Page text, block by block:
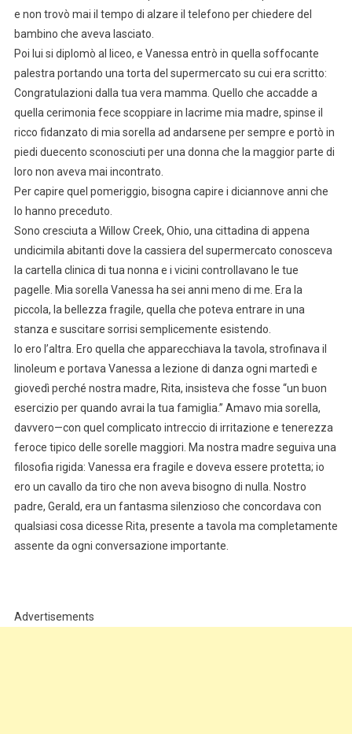
e non trovò mai il tempo di alzare il telefono per chiedere del
bambino che aveva lasciato.
Poi lui si diplomò al liceo, e Vanessa entrò in quella soffocante
palestra portando una torta del supermercato su cui era scritto:
Congratulazioni dalla tua vera mamma. Quello che accadde a
quella cerimonia fece scoppiare in lacrime mia madre, spinse il
ricco fidanzato di mia sorella ad andarsene per sempre e portò in
piedi duecento sconosciuti per una donna che la maggior parte di
loro non aveva mai incontrato.
Per capire quel pomeriggio, bisogna capire i diciannove anni che
lo hanno preceduto.
Sono cresciuta a Willow Creek, Ohio, una cittadina di appena
undicimila abitanti dove la cassiera del supermercato conosceva
la cartella clinica di tua nonna e i vicini controllavano le tue
pagelle. Mia sorella Vanessa ha sei anni meno di me. Era la
piccola, la bellezza fragile, quella che poteva entrare in una
stanza e suscitare sorrisi semplicemente esistendo.
Io ero l’altra. Ero quella che apparecchiava la tavola, strofinava il
linoleum e portava Vanessa a lezione di danza ogni martedì e
giovedì perché nostra madre, Rita, insisteva che fosse “un buon
esercizio per quando avrai la tua famiglia.” Amavo mia sorella,
davvero—con quel complicato intreccio di irritazione e tenerezza
feroce tipico delle sorelle maggiori. Ma nostra madre seguiva una
filosofia rigida: Vanessa era fragile e doveva essere protetta; io
ero un cavallo da tiro che non aveva bisogno di nulla. Nostro
padre, Gerald, era un fantasma silenzioso che concordava con
qualsiasi cosa dicesse Rita, presente a tavola ma completamente
assente da ogni conversazione importante.
Advertisements